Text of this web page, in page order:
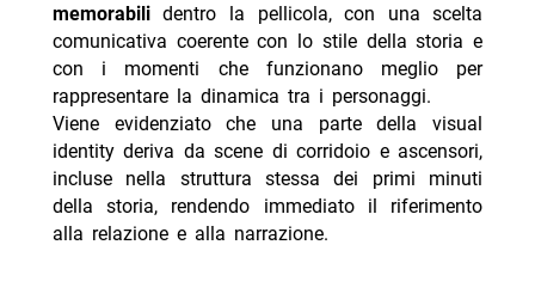
memorabilidentro la pellicola, con una scelta
comunicativa coerente con lo stile della storia e
con i momenti che funzionano meglio per
rappresentare la dinamica tra i personaggi.
Viene evidenziato che una parte della visual
identity deriva da scene di corridoio e ascensori,
incluse nella struttura stessa dei primi minuti
della storia, rendendo immediato il riferimento
alla relazione e alla narrazione.